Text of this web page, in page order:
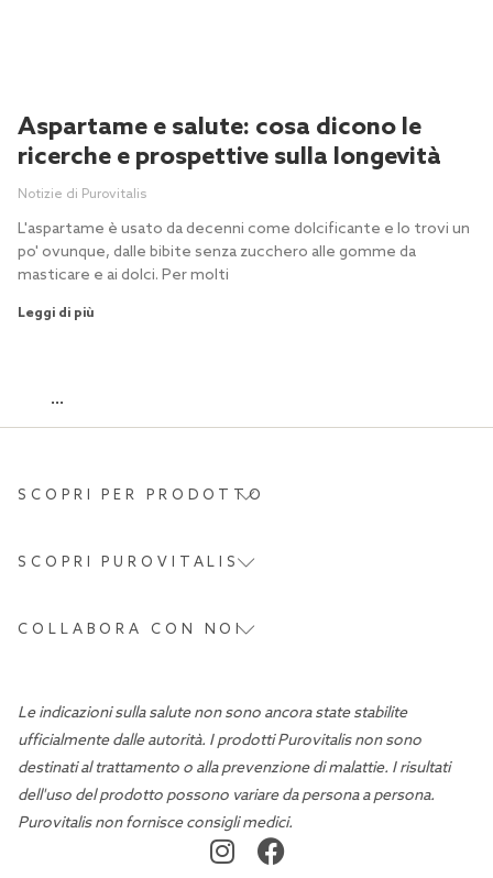
Aspartame e salute: cosa dicono le
ricerche e prospettive sulla longevità
Notizie di Purovitalis
L'aspartame è usato da decenni come dolcificante e lo trovi un
po' ovunque, dalle bibite senza zucchero alle gomme da
masticare e ai dolci. Per molti
Leggi di più
...
SCOPRI PER PRODOTTO
SCOPRI PUROVITALIS
COLLABORA CON NOI
Le indicazioni sulla salute non sono ancora state stabilite
ufficialmente dalle autorità. I prodotti Purovitalis non sono
destinati al trattamento o alla prevenzione di malattie. I risultati
dell'uso del prodotto possono variare da persona a persona.
Purovitalis non fornisce consigli medici.